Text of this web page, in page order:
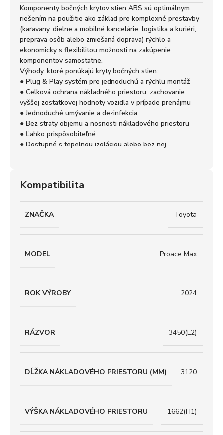
Komponenty bočných krytov stien ABS sú optimálnym
riešením na použitie ako základ pre komplexné prestavby
(karavany, dielne a mobilné kancelárie, logistika a kuriéri,
preprava osôb alebo zmiešaná doprava) rýchlo a
ekonomicky s flexibilitou možnosti na zakúpenie
komponentov samostatne.
Výhody, ktoré ponúkajú kryty bočných stien:
● Plug & Play systém pre jednoduchú a rýchlu montáž
● Celková ochrana nákladného priestoru, zachovanie
vyššej zostatkovej hodnoty vozidla v prípade prenájmu
● Jednoduché umývanie a dezinfekcia
● Bez straty objemu a nosnosti nákladového priestoru
● Ľahko prispôsobiteľné
● Dostupné s tepelnou izoláciou alebo bez nej
Kompatibilita
ZNAČKA Toyota
MODEL Proace Max
ROK VÝROBY 2024
RÁZVOR 3450(L2)
DĹŽKA NÁKLADOVÉHO PRIESTORU (MM) 3120
VÝŠKA NÁKLADOVÉHO PRIESTORU 1662(H1)